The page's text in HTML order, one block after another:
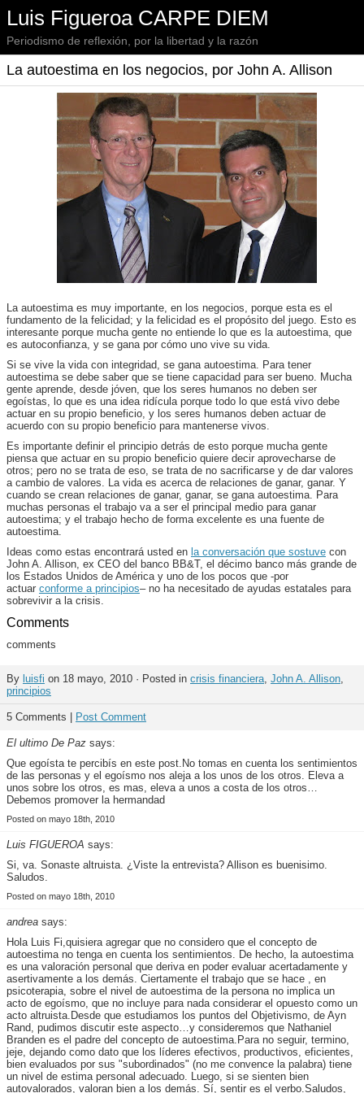
Luis Figueroa CARPE DIEM
Periodismo de reflexión, por la libertad y la razón
La autoestima en los negocios, por John A. Allison
La autoestima es muy importante, en los negocios, porque esta es el
fundamento de la felicidad; y la felicidad es el propósito del juego. Esto es
interesante porque mucha gente no entiende lo que es la autoestima, que
es autoconfianza, y se gana por cómo uno vive su vida.
Si se vive la vida con integridad, se gana autoestima. Para tener
autoestima se debe saber que se tiene capacidad para ser bueno. Mucha
gente aprende, desde jóven, que los seres humanos no deben ser
egoístas, lo que es una idea ridícula porque todo lo que está vivo debe
actuar en su propio beneficio, y los seres humanos deben actuar de
acuerdo con su propio beneficio para mantenerse vivos.
Es importante definir el principio detrás de esto porque mucha gente
piensa que actuar en su propio beneficio quiere decir aprovecharse de
otros; pero no se trata de eso, se trata de no sacrificarse y de dar valores
a cambio de valores. La vida es acerca de relaciones de ganar, ganar. Y
cuando se crean relaciones de ganar, ganar, se gana autoestima. Para
muchas personas el trabajo va a ser el principal medio para ganar
autoestima; y el trabajo hecho de forma excelente es una fuente de
autoestima.
Ideas como estas encontrará usted en la conversación que sostuve con
John A. Allison, ex CEO del banco BB&T, el décimo banco más grande de
los Estados Unidos de América y uno de los pocos que -por
actuar conforme a principios– no ha necesitado de ayudas estatales para
sobrevivir a la crisis.
Comments
comments
By luisfi on 18 mayo, 2010 · Posted in crisis financiera, John A. Allison,
principios
5 Comments | Post Comment
El ultimo De Paz says:
Que egoísta te percibís en este post.No tomas en cuenta los sentimientos
de las personas y el egoísmo nos aleja a los unos de los otros. Eleva a
unos sobre los otros, es mas, eleva a unos a costa de los otros…
Debemos promover la hermandad
Posted on mayo 18th, 2010
Luis FIGUEROA says:
Si, va. Sonaste altruista. ¿Viste la entrevista? Allison es buenisimo.
Saludos.
Posted on mayo 18th, 2010
andrea says:
Hola Luis Fi,quisiera agregar que no considero que el concepto de
autoestima no tenga en cuenta los sentimientos. De hecho, la autoestima
es una valoración personal que deriva en poder evaluar acertadamente y
asertivamente a los demás. Ciertamente el trabajo que se hace , en
psicoterapia, sobre el nivel de autoestima de la persona no implica un
acto de egoísmo, que no incluye para nada considerar el opuesto como un
acto altruista.Desde que estudiamos los puntos del Objetivismo, de Ayn
Rand, pudimos discutir este aspecto…y consideremos que Nathaniel
Branden es el padre del concepto de autoestima.Para no seguir, termino,
jeje, dejando como dato que los líderes efectivos, productivos, eficientes,
bien evaluados por sus "subordinados" (no me convence la palabra) tiene
un nivel de estima personal adecuado. Luego, si se sienten bien
autovalorados, valoran bien a los demás. Sí, sentir es el verbo.Saludos,